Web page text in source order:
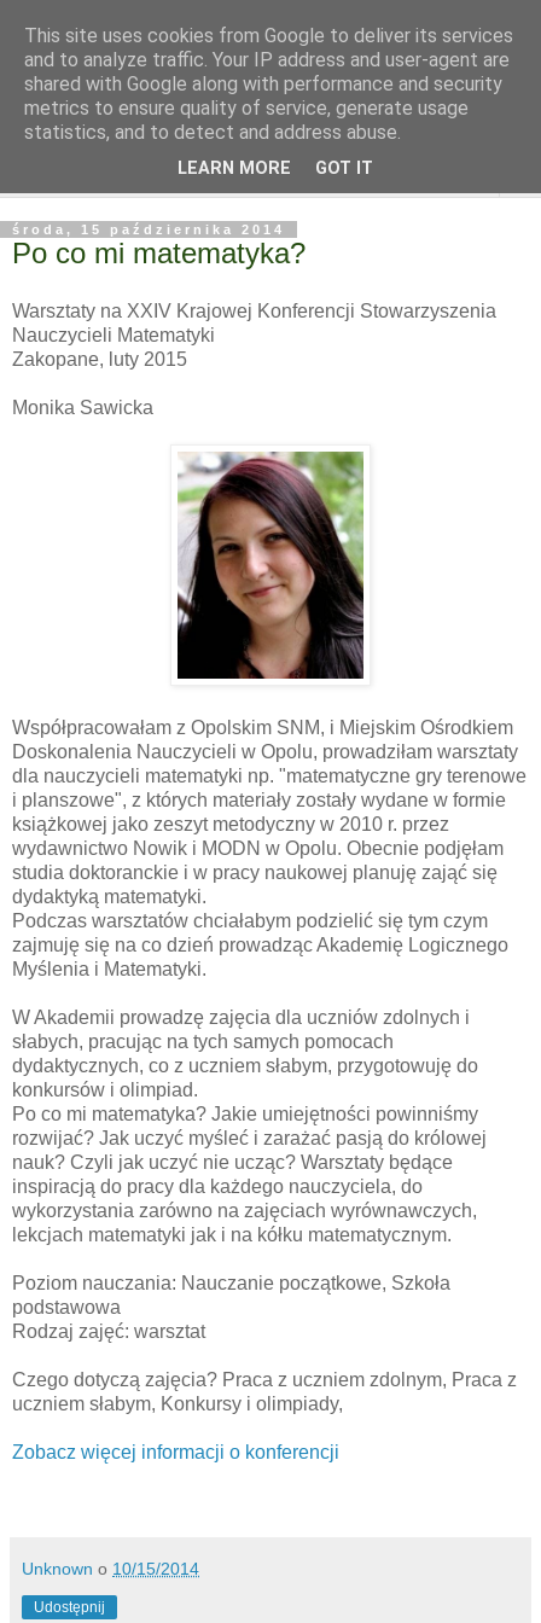
środa, 15 października 2014
Po co mi matematyka?
Warsztaty na XXIV Krajowej Konferencji Stowarzyszenia
Nauczycieli Matematyki
Zakopane, luty 2015
Monika Sawicka
Współpracowałam z Opolskim SNM, i Miejskim Ośrodkiem
Doskonalenia Nauczycieli w Opolu, prowadziłam warsztaty
dla nauczycieli matematyki np. "matematyczne gry terenowe
i planszowe", z których materiały zostały wydane w formie
książkowej jako zeszyt metodyczny w 2010 r. przez
wydawnictwo Nowik i MODN w Opolu. Obecnie podjęłam
studia doktoranckie i w pracy naukowej planuję zająć się
dydaktyką matematyki.
Podczas warsztatów chciałabym podzielić się tym czym
zajmuję się na co dzień prowadząc Akademię Logicznego
Myślenia i Matematyki.
W Akademii prowadzę zajęcia dla uczniów zdolnych i
słabych, pracując na tych samych pomocach
dydaktycznych, co z uczniem słabym, przygotowuję do
konkursów i olimpiad.
Po co mi matematyka? Jakie umiejętności powinniśmy
rozwijać? Jak uczyć myśleć i zarażać pasją do królowej
nauk? Czyli jak uczyć nie ucząc? Warsztaty będące
inspiracją do pracy dla każdego nauczyciela, do
wykorzystania zarówno na zajęciach wyrównawczych,
lekcjach matematyki jak i na kółku matematycznym.
Poziom nauczania: Nauczanie początkowe, Szkoła
podstawowa
Rodzaj zajęć: warsztat
Czego dotyczą zajęcia? Praca z uczniem zdolnym, Praca z
uczniem słabym, Konkursy i olimpiady,
Zobacz więcej informacji o konferencji
Unknown o 10/15/2014
Udostępnij
This site uses cookies from Google to deliver its services
and to analyze traffic. Your IP address and user-agent are
shared with Google along with performance and security
metrics to ensure quality of service, generate usage
statistics, and to detect and address abuse.
LEARN MORE GOT IT